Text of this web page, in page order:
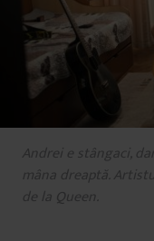
Andrei e stângaci,
mâna dreaptă.
de la Queen.